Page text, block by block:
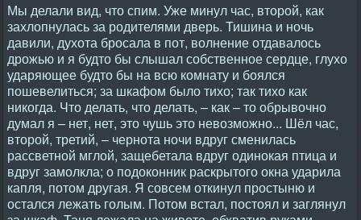
Мы делали вид, что спим. Уже минул час, второй, как
захлопнулась за родителями дверь. Тишина и ночь
давили, духота бросала в пот, волнение отдавалось
дрожью и я будто бы слышал собственное сердце, глухо
ударяющее будто бы на всю комнату и боялся
пошевелиться; за шкафом было тихо; так тихо как
никогда. Что делать, что делать, – как – то обрывочно
думал я – нет, нет, это чушь это невозможно... Шёл час,
второй, третий, – чернота ночи вдруг сменилась
рассветной мглой, защебетала вдруг одинокая птица и
вдруг замолкла; о подоконник раскрытого окна ударила
капля, потом другая. Я совсем откинул простыню и
остался лежать голым. Потом встал, постоял и заглянул